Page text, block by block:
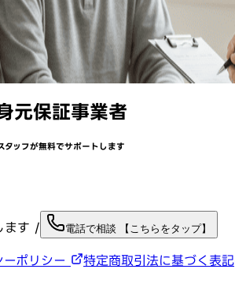
元保証事業者
タッフが無料でサポートします
ます / 電話で相談 【こちらをタップ】
ーポリシー 特定商取引法に基づく表記